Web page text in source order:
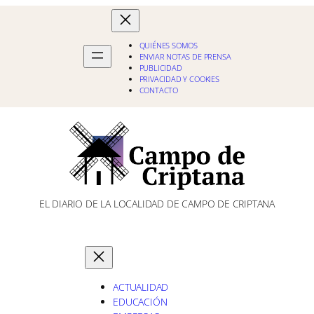
QUIÉNES SOMOS
ENVIAR NOTAS DE PRENSA
PUBLICIDAD
PRIVACIDAD Y COOKIES
CONTACTO
EL DIARIO DE LA LOCALIDAD DE CAMPO DE CRIPTANA
ACTUALIDAD
EDUCACIÓN